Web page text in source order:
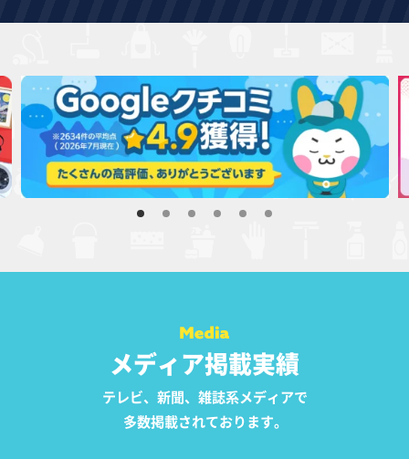
メディア掲載実績
テレビ、新聞、雑誌系メディアで
多数掲載されております。